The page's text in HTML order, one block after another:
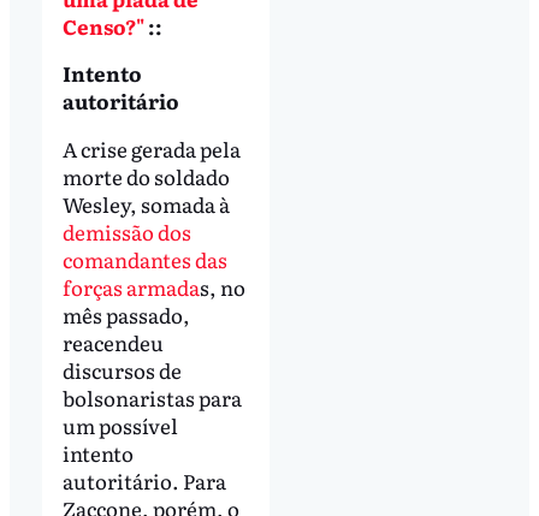
Censo?"::
Intento
autoritário
A crise gerada pela
morte do soldado
Wesley, somada à
demissão dos
comandantes das
forças armadas, no
mês passado,
reacendeu
discursos de
bolsonaristas para
um possível
intento
autoritário. Para
Zaccone, porém, o